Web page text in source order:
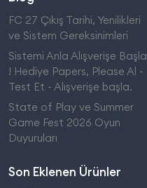
FC 27 Çıkış Tarihi, Yenilikleri
ve Sistem Gereksinimleri
Sistemi Anla Alışverişe Başla
! Hediye Papers, Please Al -
Test Et - Alışverişe başla.
State of Play ve Summer
Game Fest 2026 Oyun
Duyuruları
Son Eklenen Ürünler